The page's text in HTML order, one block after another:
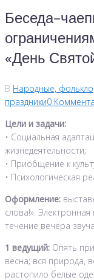
«День
В Народные,
праздники0
Цели и задачи:
• Социальная
жизнедеятельности;
• Приобщение к
• Психологическая
Оформление:
слова!».
течение вечера
1 ведущий: Опять
весна; вся природа,
растопило белые